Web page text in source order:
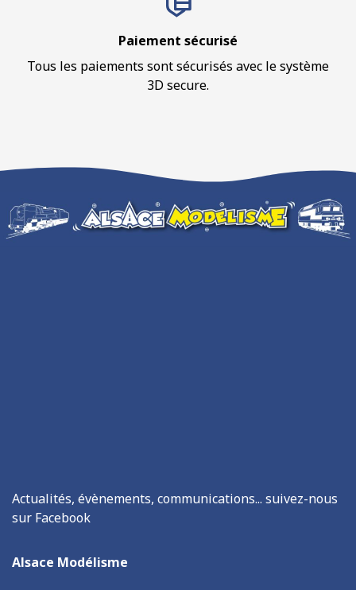
Paiement sécurisé
Tous les paiements sont sécurisés avec le système
3D secure.
Actualités, évènements, communications... suivez-nous
sur Facebook
Alsace Modélisme